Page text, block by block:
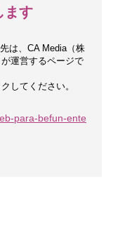
ます
は、 CA Media（株
運営するページで
してください。
para-befun-ente